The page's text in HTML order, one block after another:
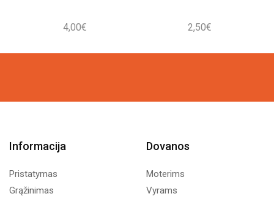
4,00€ 2,50€
Informacija
Pristatymas
Grąžinimas
Dovanos
Moterims
Vyrams